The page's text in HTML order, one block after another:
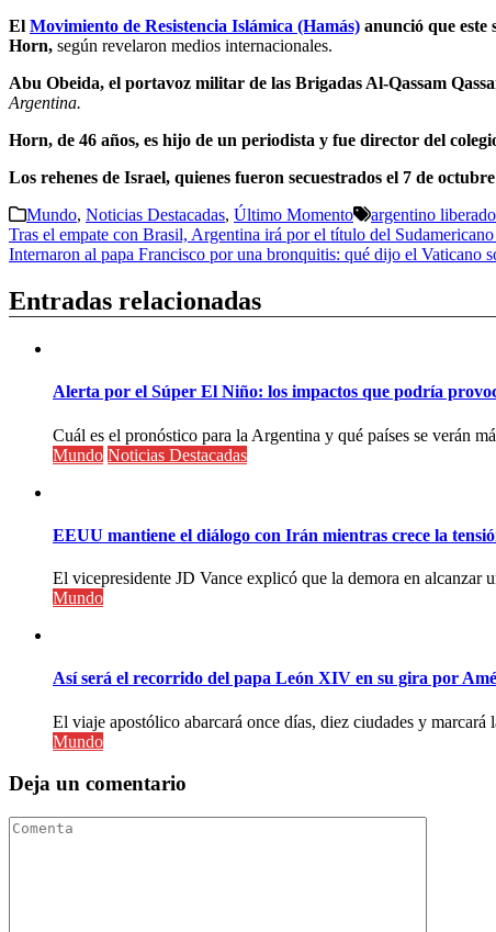
El Movimiento de Resistencia Islámica (Hamás) anunció que este
Horn, según revelaron medios internacionales.
Abu Obeida, el portavoz militar de las Brigadas Al-Qassam
Argentina.
Horn, de 46 años, es hijo de un periodista y fue director del
Los rehenes de Israel, quienes fueron secuestrados el 7 de
Mundo, Noticias Destacadas, Último Momento argentino liberado
Navegación
de
entradas
Tras el empate con Brasil, Argentina irá por el título del
Internaron al papa Francisco por una bronquitis: qué dijo el Vaticano
Entradas relacionadas
Alerta por el Súper El Niño: los impactos que podría
Cuál es el pronóstico para la Argentina y qué países se verán
Mundo Noticias Destacadas
EEUU mantiene el diálogo con Irán mientras crece la
El vicepresidente JD Vance explicó que la demora en alcanzar
Mundo
Así será el recorrido del papa León XIV en su gira por
El viaje apostólico abarcará once días, diez ciudades y
Mundo
Deja un comentario